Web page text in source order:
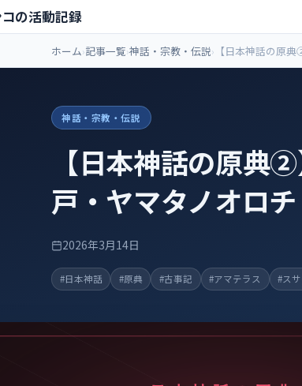
の活動記録
ホーム 記事一覧 神話・宗教・伝説
【日本神話の原
巻（後半）― 天岩
神話・宗教・伝説
【日本神話の原
戸・ヤマタノオロ
2026年3月14日
#日本神話 #原典 #古事記 #アマテラス #ス